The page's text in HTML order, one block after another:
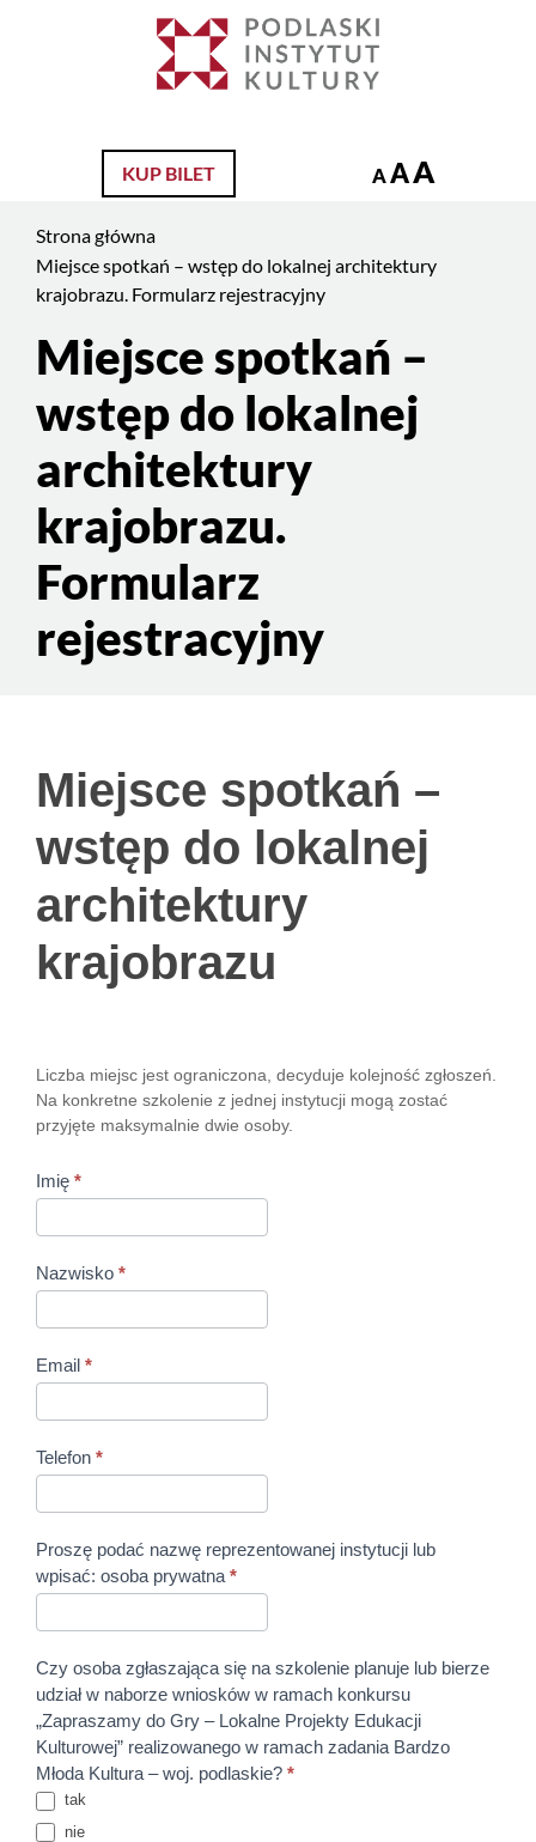
lokalnej
architektury
krajobrazu.
Formularz
rejestracyjny
KUP BILET AAA
Strona główna
Miejsce spotkań – wstęp do lokalnej architektury
krajobrazu. Formularz rejestracyjny
Treść
stronyMiejsce spotkań –
wstęp do lokalnej
architektury
krajobrazu.
Formularz
rejestracyjny
Miejsce
spotkań –
wstęp do
lokalnej
architektury
krajobrazu
Miejsce spotkań –
wstęp do lokalnej
architektury
krajobrazu
Liczba miejsc jest ograniczona, decyduje kolejność zgłoszeń.
Na konkretne szkolenie z jednej instytucji mogą zostać
przyjęte maksymalnie dwie osoby.
Imię *
Nazwisko *
Email *
Telefon *
Proszę podać nazwę reprezentowanej instytucji lub
wpisać: osoba prywatna *
Czy osoba zgłaszająca się na szkolenie planuje lub bierze
udział w naborze wniosków w ramach konkursu
„Zapraszamy do Gry – Lokalne Projekty Edukacji
Kulturowej” realizowanego w ramach zadania Bardzo
Młoda Kultura – woj. podlaskie? *
tak
nie